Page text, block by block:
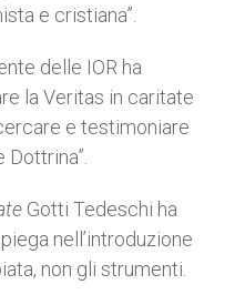
e cristiana”.
delle IOR ha
la Veritas in caritate
e testimoniare
Gotti Tedeschi ha
nell’introduzione
non gli strumenti.